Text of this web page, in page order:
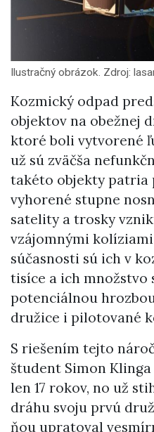
Ilustračný obrázok. Zdroj:
Kozmický odpad
objektov na obežnej
ktoré boli vytvorené
už sú zväčša
takéto objekty patria
vyhorené stupne
satelity a trosky
vzájomnými
súčasnosti sú ich v
tisíce a ich množstvo
potenciálnou
družice i pilotované
S riešením tejto
študent Simon Klinga
len 17 rokov, no už
dráhu svoju prvú
ňou upratoval